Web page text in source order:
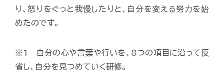
り、怒りをぐっと我慢したりと、自分を変える努力を始
めたのです。
※1 自分の心や言葉や行いを、8つの項目に沿って反
省し、自分を見つめていく研修。